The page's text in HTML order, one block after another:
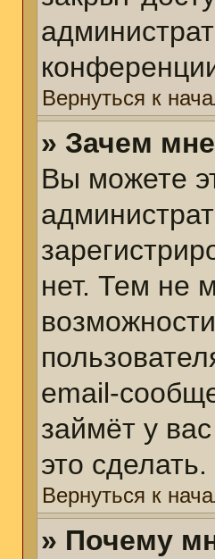
Вернуться к
» Зачем
Вы можете
нет. Тем не
email-
займёт у
это сделать.
Вернуться к
» Почему